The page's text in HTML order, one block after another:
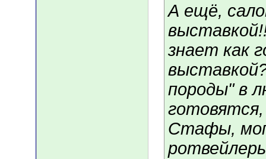
А ещё,
знает как
породы" в
Стафы,